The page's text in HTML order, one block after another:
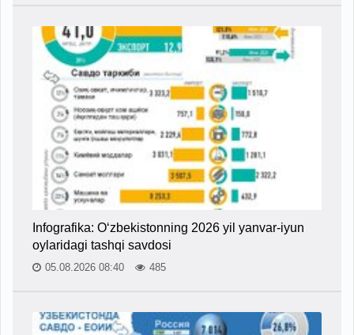
Infografika: O‘zbekistonning 2026 yil yanvar-iyun
oylaridagi tashqi savdosi
05.08.2026 08:40 485